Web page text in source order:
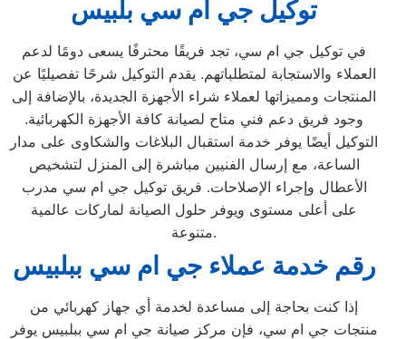
توكيل جي ام سي بلبيس
في توكيل جي ام سي، تجد فريقًا محترفًا يسعى دومًا لدعم
العملاء والاستجابة لمتطلباتهم. يقدم التوكيل شرحًا تفصيليًا عن
المنتجات ومميزاتها لعملاء شراء الأجهزة الجديدة، بالإضافة إلى
وجود فريق دعم فني متاح لصيانة كافة الأجهزة الكهربائية.
التوكيل أيضًا يوفر خدمة استقبال البلاغات والشكاوى على مدار
الساعة، مع إرسال الفنيين مباشرة إلى المنزل لتشخيص
الأعطال وإجراء الإصلاحات. فريق توكيل جي ام سي مدرب
على أعلى مستوى ويوفر حلول الصيانة لماركات عالمية
متنوعة.
رقم خدمة عملاء جي ام سي ببلبيس
إذا كنت بحاجة إلى مساعدة لخدمة أي جهاز كهربائي من
منتجات جي ام سي، فإن مركز صيانة جي ام سي ببلبيس يوفر